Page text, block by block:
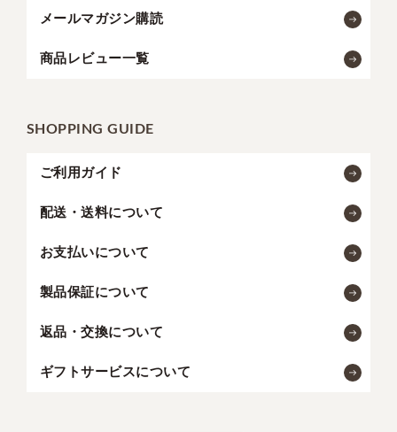
メールマガジン購読
商品レビュー一覧
SHOPPING GUIDE
ご利用ガイド
配送・送料について
お支払いについて
製品保証について
返品・交換について
ギフトサービスについて